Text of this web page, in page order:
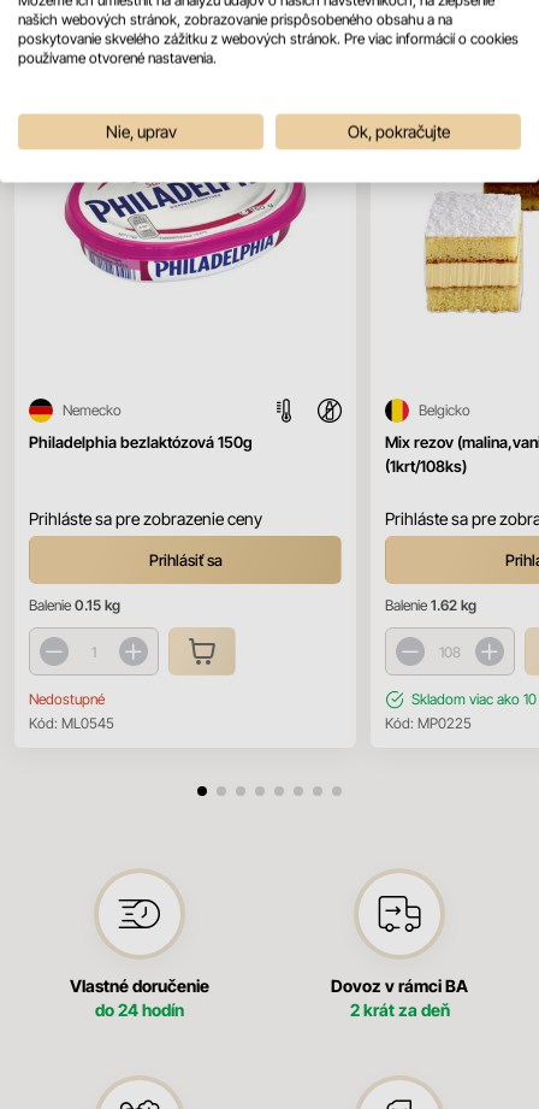
Philadelphia bezlaktózová 150g
Nemecko
Prihláste sa pre zobrazenie ceny
Prihlásiť sa
Balenie 0.15 kg
Nedostupné
Kód: ML0545
Mix rezov
(1krt/108ks)
Belgicko
Prihláste sa pre
Balenie 1.62 kg
Skladom viac ako
Kód: MP0225
Vlastné doručenie
do 24 hodín
Dovoz v rámci BA
2 krát za deň
našich webových stránok, zobrazovanie prispôsobeného obsahu a na
poskytovanie skvelého zážitku z webových stránok. Pre viac informácií o cookies
používame otvorené nastavenia.
Nie, uprav Ok, pokračujte